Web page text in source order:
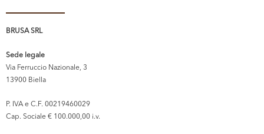
BRUSA SRL
Sede legale
Via Ferruccio Nazionale, 3
13900 Biella
P. IVA e C.F. 00219460029
Cap. Sociale € 100.000,00 i.v.